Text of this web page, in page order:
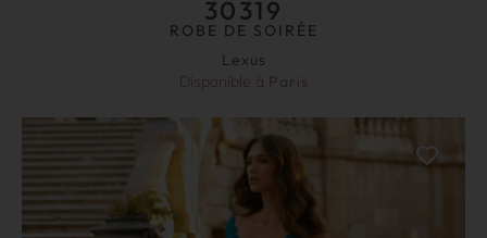
30319
ROBE DE SOIRÉE
Lexus
Disponible à Paris